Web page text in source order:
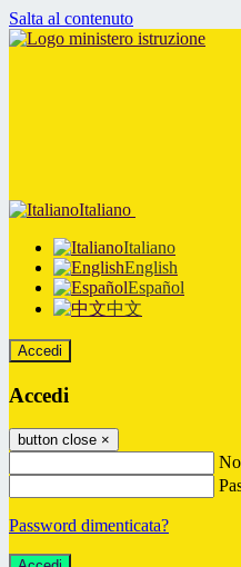
Salta al contenuto
Italiano
Italiano
English
Español
中文
Accedi
Accedi
button close ×
Password dimenticata?